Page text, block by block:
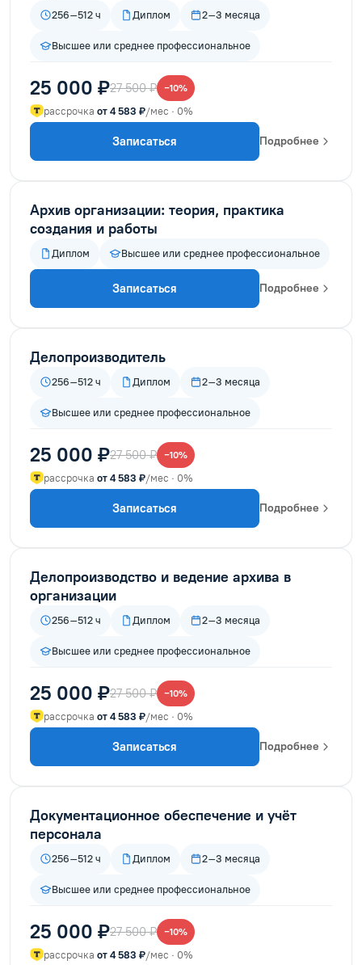
256–512 ч Диплом 2–3 месяца
Высшее или среднее профессиональное
25 000 ₽27 500 ₽ −10%
рассрочка от 4 583 ₽/мес · 0%
Записаться Подробнее
Архив организации: теория, практика
создания и работы
Диплом Высшее или среднее профессиональное
Записаться Подробнее
Делопроизводитель
256–512 ч Диплом 2–3 месяца
Высшее или среднее профессиональное
25 000 ₽27 500 ₽ −10%
рассрочка от 4 583 ₽/мес · 0%
Записаться Подробнее
Делопроизводство и ведение архива в
организации
256–512 ч Диплом 2–3 месяца
Высшее или среднее профессиональное
25 000 ₽27 500 ₽ −10%
рассрочка от 4 583 ₽/мес · 0%
Записаться Подробнее
Документационное обеспечение и учёт
персонала
256–512 ч Диплом 2–3 месяца
Высшее или среднее профессиональное
25 000 ₽27 500 ₽ −10%
рассрочка от 4 583 ₽/мес · 0%